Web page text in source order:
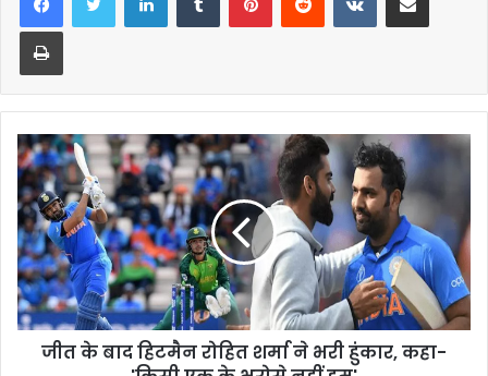
Print
जीत के बाद हिटमैन रोहित शर्मा ने भरी हुंकार, कहा-